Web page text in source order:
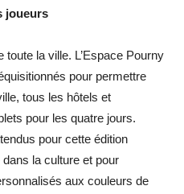
joueurs
la ville. L’Espace Pourny
pour permettre
tous les hôtels et
pour les quatre jours.
pour cette édition
la culture et pour
aux couleurs de